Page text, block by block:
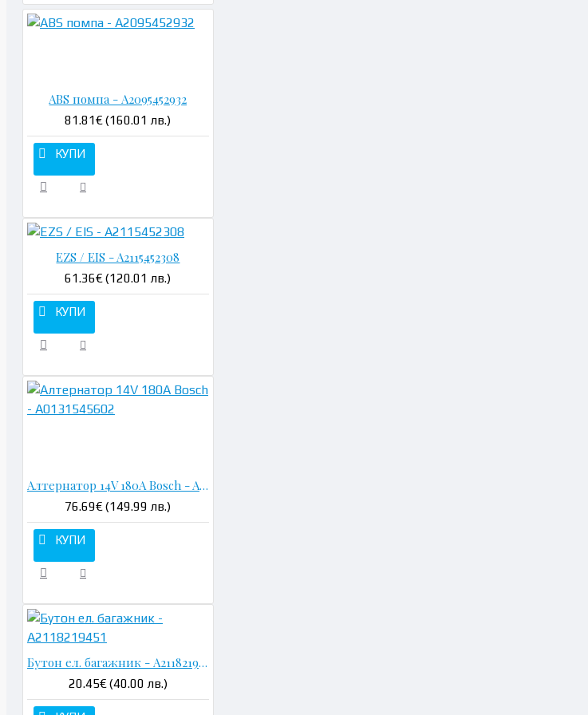
ABS помпа - A2095452932
81.81€ (160.01 лв.)
КУПИ
EZS / EIS - A2115452308
61.36€ (120.01 лв.)
КУПИ
Алтернатор 14V 180A Bosch - A0131545602
76.69€ (149.99 лв.)
КУПИ
Бутон ел. багажник - A2118219451
20.45€ (40.00 лв.)